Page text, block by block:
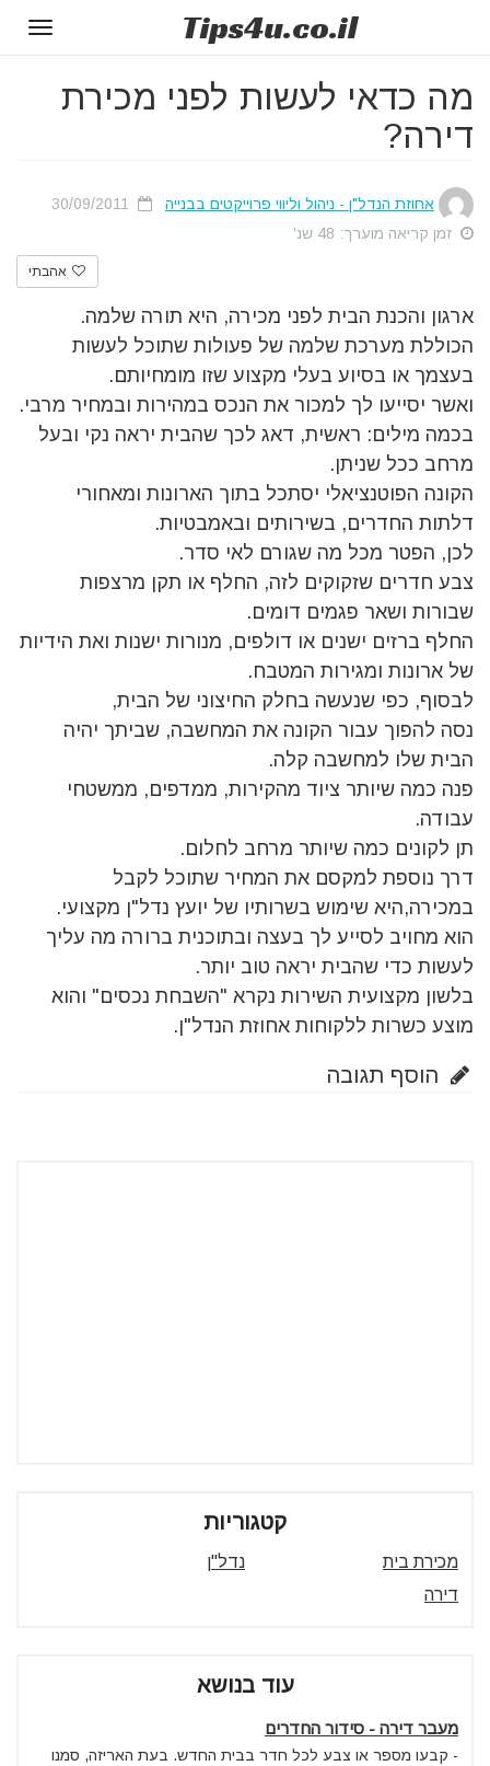
Tips4u.co.il
מה כדאי לעשות לפני מכירת
דירה?
אחוזת הנדל"ן - ניהול וליווי פרוייקטים בבנייה
זמן קריאה מוערך: 48 שנ'
אהבתי
ארגון והכנת הבית לפני מכירה, היא תורה שלמה.
הכוללת מערכת שלמה של פעולות שתוכל לעשות
בעצמך או בסיוע בעלי מקצוע שזו מומחיותם.
ואשר יסייעו לך למכור את הנכס במהירות ובמחיר מרבי.
בכמה מילים: ראשית, דאג לכך שהבית יראה נקי ובעל
מרחב ככל שניתן.
הקונה הפוטנציאלי יסתכל בתוך הארונות ומאחורי
דלתות החדרים, בשירותים ובאמבטיות.
לכן, הפטר מכל מה שגורם לאי סדר.
צבע חדרים שזקוקים לזה, החלף או תקן מרצפות
שבורות ושאר פגמים דומים.
החלף ברזים ישנים או דולפים, מנורות ישנות ואת הידיות
של ארונות ומגירות המטבח.
לבסוף, כפי שנעשה בחלק החיצוני של הבית,
נסה להפוך עבור הקונה את המחשבה, שביתך יהיה
הבית שלו למחשבה קלה.
פנה כמה שיותר ציוד מהקירות, ממדפים, ממשטחי
עבודה.
תן לקונים כמה שיותר מרחב לחלום.
דרך נוספת למקסם את המחיר שתוכל לקבל
במכירה,היא שימוש בשרותיו של יועץ נדל"ן מקצועי.
הוא מחויב לסייע לך בעצה ובתוכנית ברורה מה עליך
לעשות כדי שהבית יראה טוב יותר.
בלשון מקצועית השירות נקרא "השבחת נכסים" והוא
מוצע כשרות ללקוחות אחוזת הנדל"ן.
הוסף תגובה
קטגוריות
מכירת בית
נדל"ן
דירה
עוד בנושא
מעבר דירה - סידור החדרים
- קבעו מספר או צבע לכל חדר בבית החדש. בעת האריזה, סמנו